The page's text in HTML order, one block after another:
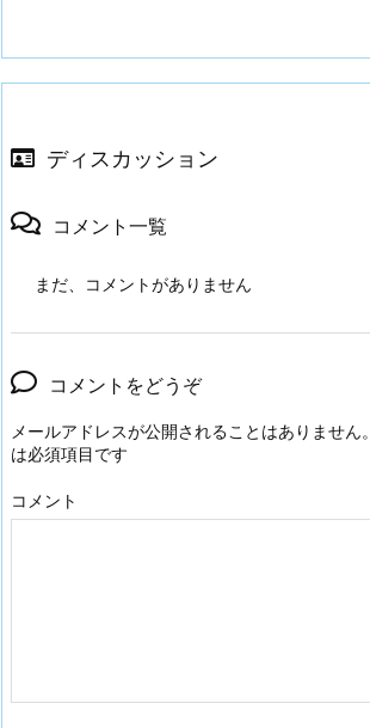
ディスカッション
コメント一覧
まだ、コメントがありません
コメントをどうぞ
メールアドレスが公開されることはありません。
は必須項目です
コメント